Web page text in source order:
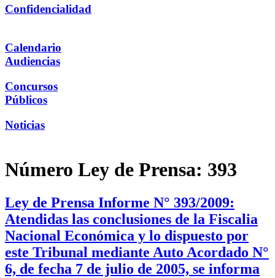
Confidencialidad
Calendario
Audiencias
Concursos
Públicos
Noticias
Número Ley de Prensa: 393
Ley de Prensa Informe N° 393/2009:
Atendidas las conclusiones de la Fiscalia
Nacional Económica y lo dispuesto por
este Tribunal mediante Auto Acordado N°
6, de fecha 7 de julio de 2005, se informa